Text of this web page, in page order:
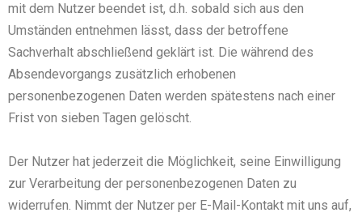
mit dem Nutzer beendet ist, d.h. sobald sich aus den
Umständen entnehmen lässt, dass der betroffene
Sachverhalt abschließend geklärt ist. Die während des
Absendevorgangs zusätzlich erhobenen
personenbezogenen Daten werden spätestens nach einer
Frist von sieben Tagen gelöscht.
Der Nutzer hat jederzeit die Möglichkeit, seine Einwilligung
zur Verarbeitung der personenbezogenen Daten zu
widerrufen. Nimmt der Nutzer per E-Mail-Kontakt mit uns auf,